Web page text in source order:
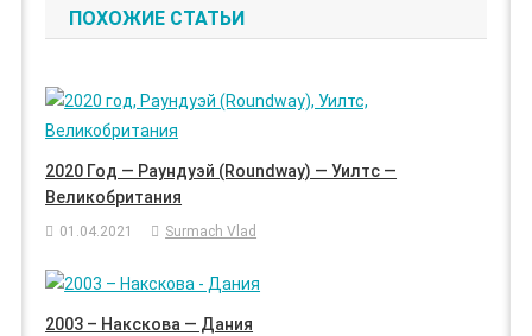
ПОХОЖИЕ СТАТЬИ
2020 Год — Раундуэй (Roundway) — Уилтс —
Великобритания
01.04.2021 Surmach Vlad
2003 – Накскова — Дания